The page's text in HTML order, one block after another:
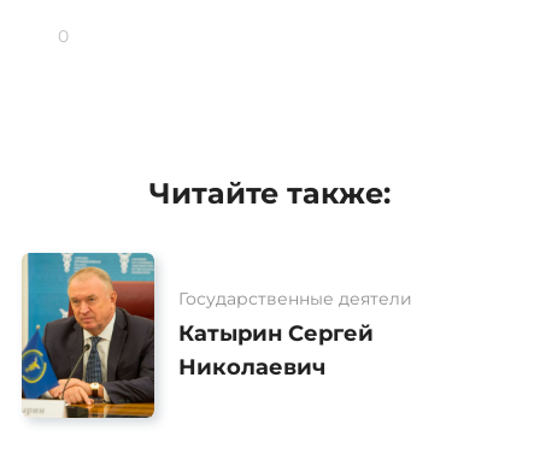
0
Читайте также:
Государственные деятели
Катырин Сергей
Николаевич